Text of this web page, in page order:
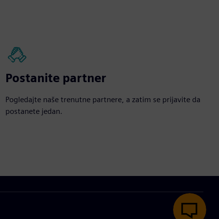
Postanite partner
Pogledajte naše trenutne partnere, a zatim se prijavite da
postanete jedan.